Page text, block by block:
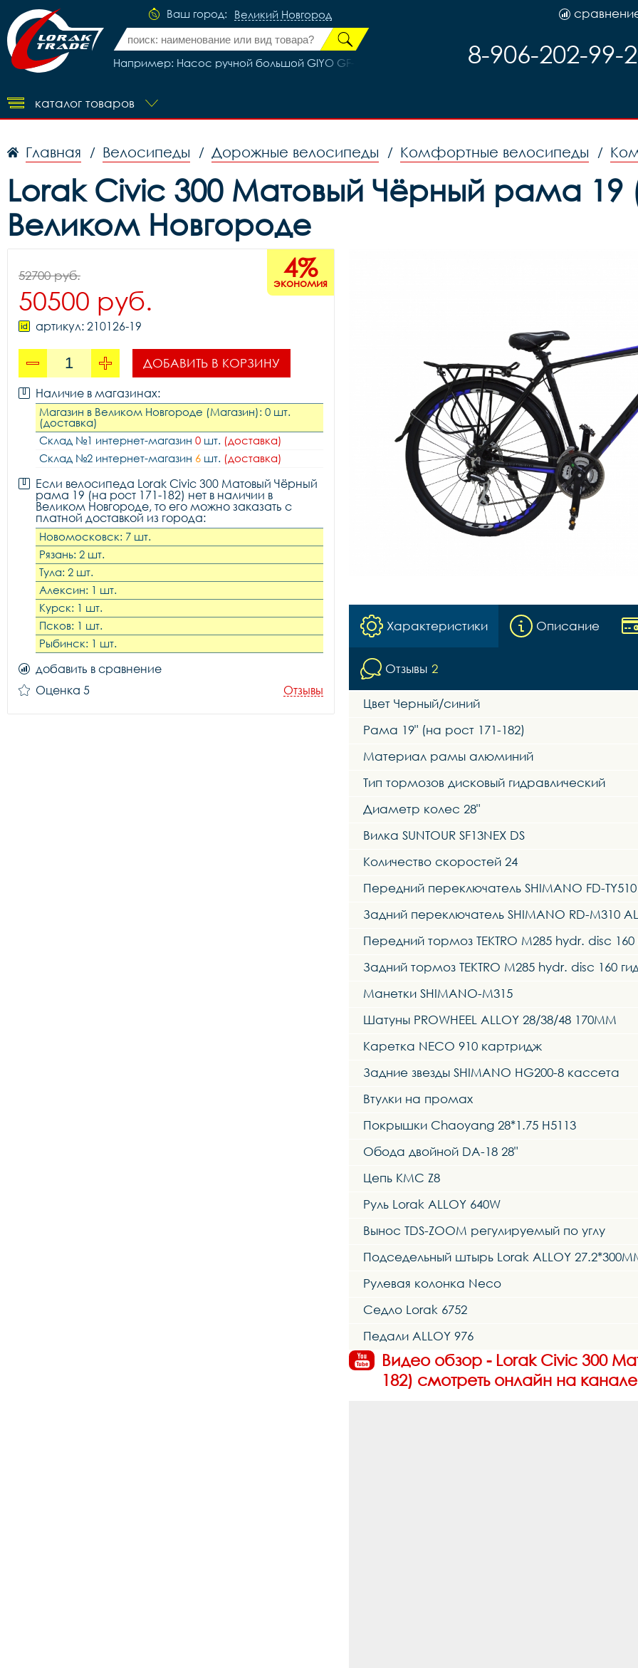
Ваш город: Великий Новгород
Например: Насос ручной большой GIYO GF-2325, код 40501 8-906-202-99-
каталог товаров
Главная / Велосипеды / Дорожные велосипеды / Комфортные велосипеды /
Lorak Civic 300 Матовый Чёрный рама 19
Великом Новгороде
4%
экономия
52700 руб.
50500 руб.
артикул: 210126-19
ДОБАВИТЬ В КОРЗИНУ
Наличие в магазинах:
Магазин в Великом Новгороде (Магазин): 0 шт.
(доставка)
Склад №1 интернет-магазин 0 шт. (доставка)
Склад №2 интернет-магазин 6 шт. (доставка)
Если велосипеда Lorak Civic 300 Матовый Чёрный
рама 19 (на рост 171-182) нет в наличии в
Великом Новгороде, то его можно заказать с
платной доставкой из города:
Новомосковск: 7 шт.
Рязань: 2 шт.
Тула: 2 шт.
Алексин: 1 шт.
Курск: 1 шт.
Псков: 1 шт.
Рыбинск: 1 шт.
добавить в сравнение
Оценка 5
Отзывы
Характеристики Описание
Отзывы 2
Цвет Черный/синий
Рама 19" (на рост 171-182)
Материал рамы алюминий
Тип тормозов дисковый гидравлический
Диаметр колес 28"
Вилка SUNTOUR SF13NEX DS
Количество скоростей 24
Передний переключатель SHIMANO FD-TY510
Задний переключатель SHIMANO RD-M310
Передний тормоз TEKTRO M285 hydr. disc
Задний тормоз TEKTRO M285 hydr. disc 160
Манетки SHIMANO-M315
Шатуны PROWHEEL ALLOY 28/38/48 170MM
Каретка NECO 910 картридж
Задние звезды SHIMANO HG200-8 кассета
Втулки на промах
Покрышки Chaoyang 28*1.75 H5113
Обода двойной DA-18 28"
Цепь KMC Z8
Руль Lorak ALLOY 640W
Вынос TDS-ZOOM регулируемый по углу
Подседельный штырь Lorak ALLOY
Рулевая колонка Neco
Седло Lorak 6752
Педали ALLOY 976
Видео обзор - Lorak Civic 300
182) смотреть онлайн на